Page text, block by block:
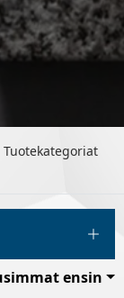
Tuotekategoriat
ensin